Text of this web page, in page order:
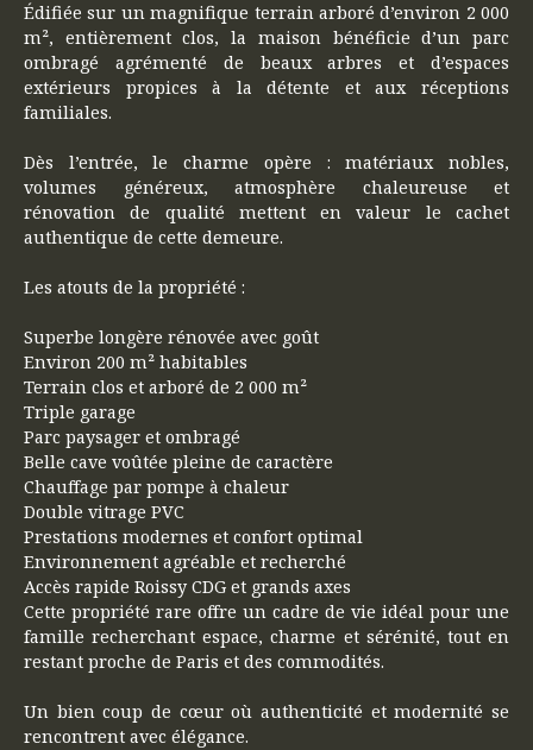
Édifiée sur un magnifique terrain arboré d’environ 2 000
m², entièrement clos, la maison bénéficie d’un parc
ombragé agrémenté de beaux arbres et d’espaces
extérieurs propices à la détente et aux réceptions
familiales.
Dès l’entrée, le charme opère : matériaux nobles,
volumes généreux, atmosphère chaleureuse et
rénovation de qualité mettent en valeur le cachet
authentique de cette demeure.
Les atouts de la propriété :
Superbe longère rénovée avec goût
Environ 200 m² habitables
Terrain clos et arboré de 2 000 m²
Triple garage
Parc paysager et ombragé
Belle cave voûtée pleine de caractère
Chauffage par pompe à chaleur
Double vitrage PVC
Prestations modernes et confort optimal
Environnement agréable et recherché
Accès rapide Roissy CDG et grands axes
Cette propriété rare offre un cadre de vie idéal pour une
famille recherchant espace, charme et sérénité, tout en
restant proche de Paris et des commodités.
Un bien coup de cœur où authenticité et modernité se
rencontrent avec élégance.